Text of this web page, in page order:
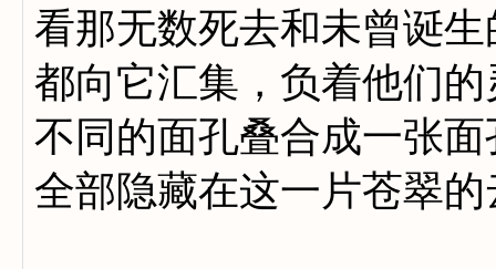
看那无数死去和未曾诞生
都向它汇集，负着他们的
不同的面孔叠合成一张面
全部隐藏在这一片苍翠的